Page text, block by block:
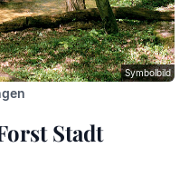
Stadt
Symbolbild